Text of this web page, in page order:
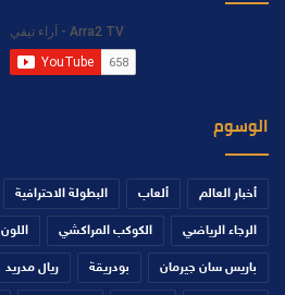
الوسوم
أخبار العالم ألعاب البطولة الاحترافية
الرجاء الرياضي الكوكب المراكشي اللون
باريس سان جيرمان بودريقة ريال مدريد